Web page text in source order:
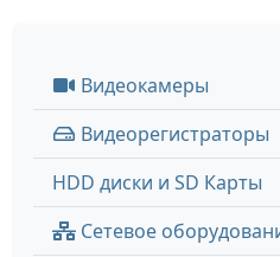
Видеокамеры
Видеорегистраторы
HDD диски и SD Карты
Сетевое